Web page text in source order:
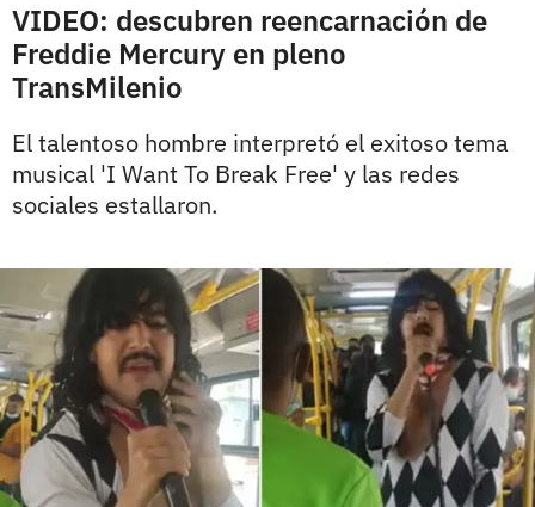
VIDEO: descubren reencarnación de
Freddie Mercury en pleno
TransMilenio
El talentoso hombre interpretó el exitoso tema
musical 'I Want To Break Free' y las redes
sociales estallaron.